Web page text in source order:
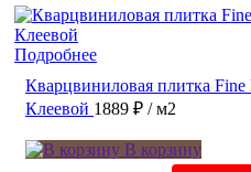
Подробнее
Кварцвиниловая плитка
Клеевой 1889 ₽ / м2
В корзину